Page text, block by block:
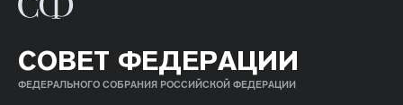
СОВЕТ ФЕДЕРАЦИИ
ФЕДЕРАЛЬНОГО СОБРАНИЯ РОССИЙСКОЙ ФЕДЕРАЦИИ